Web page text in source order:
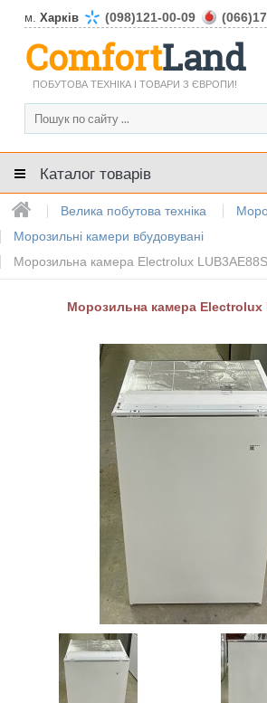
м. Харків (098)121-00-09
ComfortLand
ПОБУТОВА ТЕХНІКА І ТОВАРИ З ЄВРОПИ!
Каталог товарів
Велика побутова техніка
Морозильні камери вбудовувані
Морозильна камера Electrolux LUB3AE88S
Морозильна камера Electrolux